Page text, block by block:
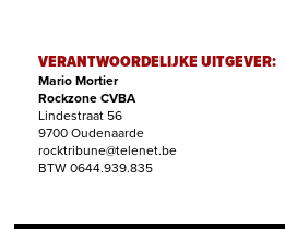
VERANTWOORDELIJKE UITGEVER:
Mario Mortier
Rockzone CVBA
Lindestraat 56
9700 Oudenaarde
rocktribune@telenet.be
BTW 0644.939.835